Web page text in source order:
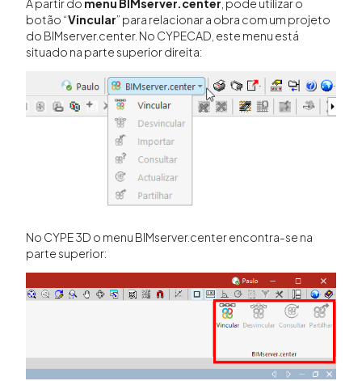
botão “Vincular” para relacionar a obra com um projeto
do BIMserver.center. No CYPECAD, este menu está
situado na parte superior direita:
No CYPE 3D o menu BIMserver.center encontra-se na
parte superior: